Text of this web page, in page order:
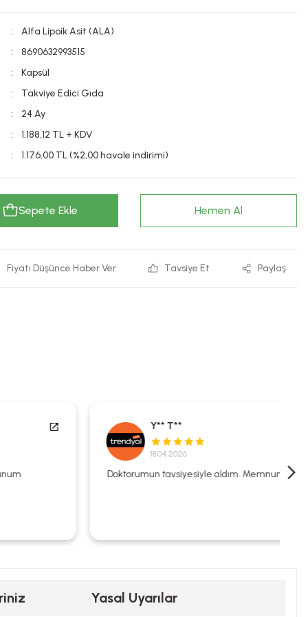
Alfa Lipoik Asit (ALA)
8690632993515
Kapsül
Takviye Edici Gıda
24 Ay
1.188,12 TL + KDV
1.176,00 TL (%2,00 havale indirimi)
Sepete Ekle Hemen Al
Fiyatı Düşünce Haber Ver Tavsiye Et Paylaş
Doktorumun tavsiyesiyle aldım. Memnunum.
Yasal Uyarılar